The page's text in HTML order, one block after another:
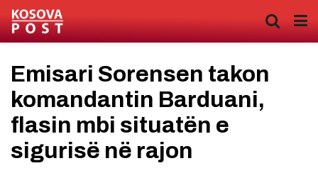
Emisari Sorensen takon
komandantin Barduani,
flasin mbi situatën e
sigurisë në rajon